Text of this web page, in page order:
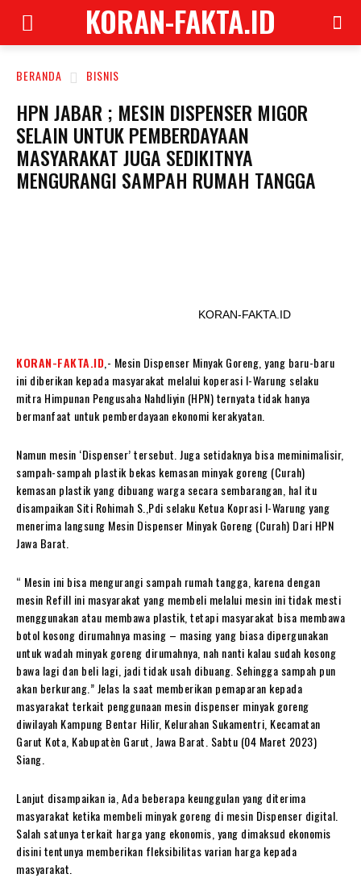
KORAN-FAKTA.ID
BERANDA BISNIS
HPN JABAR ; MESIN DISPENSER MIGOR
SELAIN UNTUK PEMBERDAYAAN
MASYARAKAT JUGA SEDIKITNYA
MENGURANGI SAMPAH RUMAH TANGGA
KORAN-FAKTA.ID
KORAN-FAKTA.ID ,- Mesin Dispenser Minyak Goreng, yang baru-baru
ini diberikan kepada masyarakat melalui koperasi I-Warung selaku
mitra Himpunan Pengusaha Nahdliyin (HPN) ternyata tidak hanya
bermanfaat untuk pemberdayaan ekonomi kerakyatan.
Namun mesin ‘Dispenser’ tersebut. Juga setidaknya bisa meminimalisir,
sampah-sampah plastik bekas kemasan minyak goreng (Curah)
kemasan plastik yang dibuang warga secara sembarangan, hal itu
disampaikan Siti Rohimah S.,Pdi selaku Ketua Koprasi I-Warung yang
menerima langsung Mesin Dispenser Minyak Goreng (Curah) Dari HPN
Jawa Barat.
“ Mesin ini bisa mengurangi sampah rumah tangga, karena dengan
mesin Refill ini masyarakat yang membeli melalui mesin ini tidak mesti
menggunakan atau membawa plastik, tetapi masyarakat bisa membawa
botol kosong dirumahnya masing – masing yang biasa dipergunakan
untuk wadah minyak goreng dirumahnya, nah nanti kalau sudah kosong
bawa lagi dan beli lagi, jadi tidak usah dibuang. Sehingga sampah pun
akan berkurang.” Jelas Ia saat memberikan pemaparan kepada
masyarakat terkait penggunaan mesin dispenser minyak goreng
diwilayah Kampung Bentar Hilir, Kelurahan Sukamentri, Kecamatan
Garut Kota, Kabupatèn Garut, Jawa Barat. Sabtu (04 Maret 2023)
Siang.
Lanjut disampaikan ia, Ada beberapa keunggulan yang diterima
masyarakat ketika membeli minyak goreng di mesin Dispenser digital.
Salah satunya terkait harga yang ekonomis, yang dimaksud ekonomis
disini tentunya memberikan fleksibilitas varian harga kepada
masyarakat.